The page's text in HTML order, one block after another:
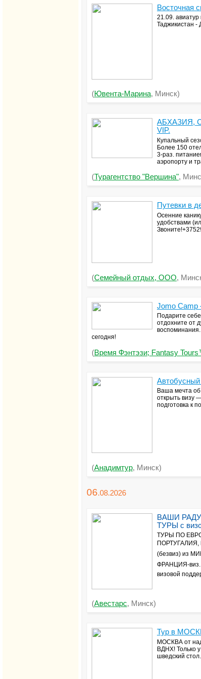
Восточная
21.09.
Таджикистан -
(Ювента-Марина, Минск)
АБХАЗИЯ,
VIP.
Купальный
Более 150
3-раз.
аэропорту и
(Турагентство "Вершина",
Путевки в
Осенние
удобствами
(Семейный отдых, ООО,
Jomo Camp
Подарите
отдохните от
сегодня!
(Время Фэнтэзи; Fantasy
Автобусный
Ваша мечта об
открыть визу
подготовка к
(Анадимтур, Минск)
06.08.2026
ВАШИ
ТУРЫ с
ТУРЫ ПО
ПОРТУГАЛИЯ,
(безвиз) из
ФРАНЦИЯ-
визовой
(Авестарс, Минск)
Тур в
МОСКВА от
ВДНХ! Только
шведский